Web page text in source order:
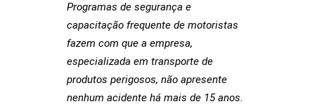
SOBRE NÓS
VISÃO ZERO
NOSSA HISTÓRIA
Programas de segurança e
capacitação frequente de motoristas
fazem com que a empresa,
especializada em transporte de
produtos perigosos, não apresente
nenhum acidente há mais de 15 anos.